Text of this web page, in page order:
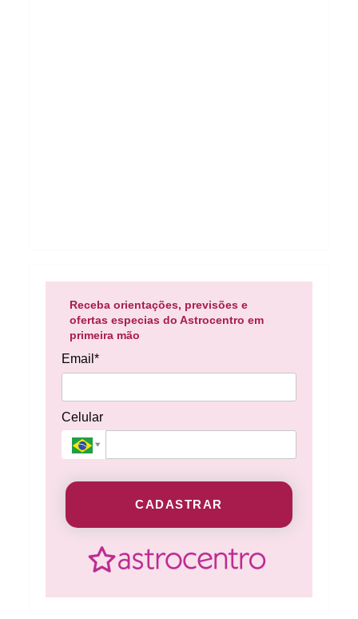
Receba orientações, previsões e
ofertas especias do Astrocentro em
primeira mão
Email*
Celular
CADASTRAR